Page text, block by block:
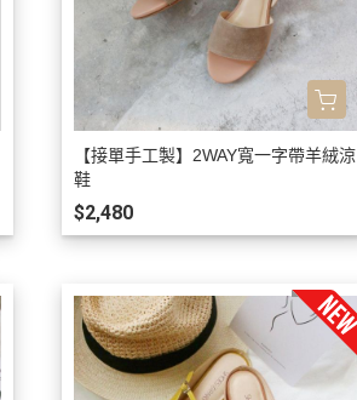
【接單手工製】2WAY寬一字帶羊絨涼
鞋
$2,480